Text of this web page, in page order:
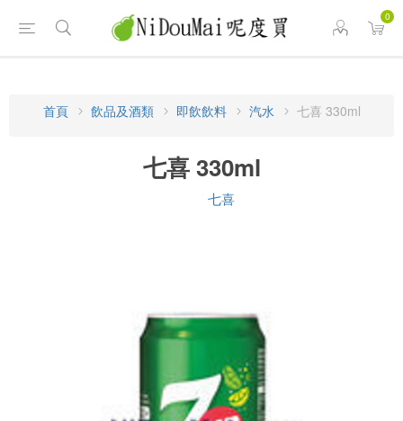
0
首頁 飲品及酒類 即飲飲料 汽水 七喜 330ml
七喜 330ml
七喜